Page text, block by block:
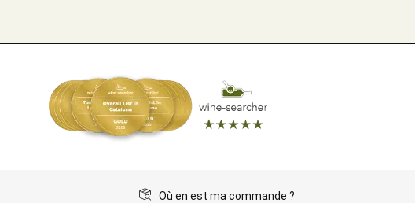
Où en est ma commande ?